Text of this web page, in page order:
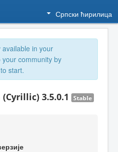
Српски ћирилица
in your
community by
to start.
3.5.0.1 Stable